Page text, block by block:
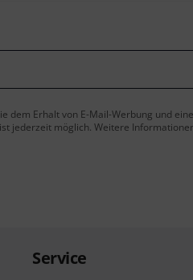
dem Erhalt von E-Mail-Werbung und
jederzeit möglich. Weitere
Service